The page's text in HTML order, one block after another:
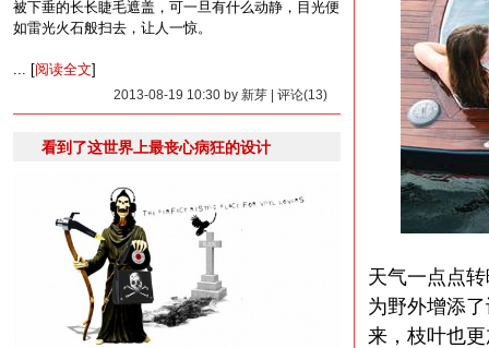
被下垂的长长睫毛遮盖，可一旦有什么动静，目光便
如雷光火石般扫去，让人一惊。
... [阅读全文]
2013-08-19 10:30 by 新芽 | 评论(13)
看到了这世界上最丧心病狂的设计
天气一点点
为野外增添
来，枝叶也